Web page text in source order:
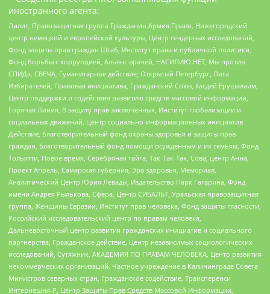
иностранного агента:
Лилит, Правозащитная группа Гражданин.Армия.Право, Нижегородский
центр немецкой и европейской культуры, Центр гендерных исследований,
Фонд защиты прав граждан Штаб, Институт права и публичной политики,
Фонд борьбы с коррупцией, Альянс врачей, НАСИЛИЮ.НЕТ, Мы против
СПИДа, СВЕЧА, Гуманитарное действие, Открытый Петербург, Лига
Избирателей, Правовая инициатива, Гражданский Союз, Хасдей Ерушалаим,
Центр поддержки и содействия развитию средств массовой информации,
Горячая Линия, В защиту прав заключенных, Институт глобализации и
социальных движений, Центр социально-информационных инициатив
Действие, Благотворительный фонд охраны здоровья и защиты прав
граждан, Благотворительный фонд помощи осужденным и их семьям, Фонд
Тольятти, Новое время, Серебряная тайга, Так-Так-Так, Сова, центр Анна,
Проект Апрель, Самарская губерния, Эра здоровья, Мемориал,
Аналитический Центр Юрия Левады, Издательство Парк Гагарина, Фонд
имени Андрея Рылькова, Сфера, Центр СИБАЛЬТ, Уральская правозащитная
группа, Женщины Евразии, Институт прав человека, Фонд защиты гласности,
Российский исследовательский центр по правам человека,
Дальневосточный центр развития гражданских инициатив и социального
партнерства, Гражданское действие, Центр независимых социологических
исследований, Сутяжник, АКАДЕМИЯ ПО ПРАВАМ ЧЕЛОВЕКА, Центр развития
некоммерческих организаций, Частное учреждение в Калининграде Совета
Министров северных стран, Гражданское содействие, Трансперенси
Интернешнл-Р, Центр Защиты Прав Средств Массовой Информации,